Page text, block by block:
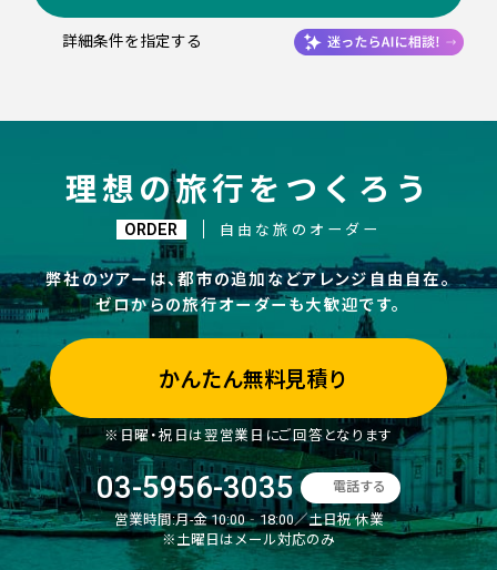
詳細条件を指定する
理想の旅行をつくろう
ORDER 自由な旅のオーダー
弊社のツアーは、都市の追加などアレンジ自由自在。
ゼロからの旅行オーダーも大歓迎です。
かんたん無料見積り
※日曜・祝日は翌営業日にご回答となります
03-5956-3035 電話する
営業時間:月-金 10:00‐18:00／土日祝 休業
※土曜日はメール対応のみ